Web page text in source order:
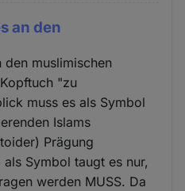
an den
den muslimischen
"zu
muss es als Symbol
Islams
Prägung
Symbol taugt es nur,
werden MUSS. Da